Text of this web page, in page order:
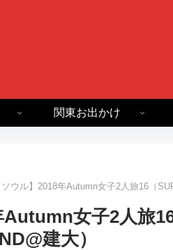
関東お出かけ
ソウル】2018年Autumn女子2人旅16（
Autumn女子2人旅
建大）